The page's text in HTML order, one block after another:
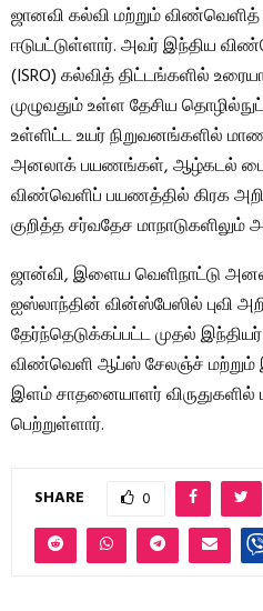
ஜானவி கல்வி மற்றும் விண்வெளித்
ஈடுபட்டுள்ளார். அவர் இந்திய
(ISRO) கல்வித் திட்டங்களில்
முழுவதும் உள்ள தேசிய
உள்ளிட்ட உயர் நிறுவனங்களில்
அனலாக் பயணங்கள், ஆழ்கடல்
விண்வெளிப் பயணத்தில் கிரக
குறித்த சர்வதேச
ஜான்வி, இளைய வெளிநாட்டு
ஐஸ்லாந்தின் வின்ஸ்பேஸில் புவி
தேர்ந்தெடுக்கப்பட்ட முதல்
விண்வெளி ஆப்ஸ் சேலஞ்ச்
இளம் சாதனையாளர் விருதுகளில்
பெற்றுள்ளார்.
SHARE 0